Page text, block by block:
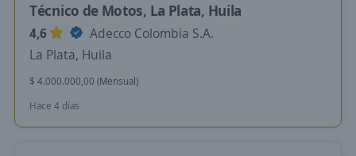
Técnico de Motos, La Plata, Huila
4,6
Adecco Colombia S.A.
La Plata, Huila
$ 4.000.000,00 (Mensual)
Hace 4 días